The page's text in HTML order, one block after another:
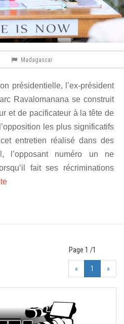
Madagascar
présidentielle, l’ex-président
Ravalomanana se construit
et de pacificateur à la tête de
les plus significatifs
entretien réalisé dans des
l’opposant numéro un ne
fait ses récriminations
Page 1 /1
« 1 »